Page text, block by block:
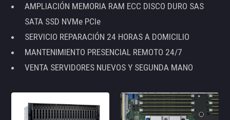
AMPLIACIÓN MEMORIA RAM ECC DISCO DURO SAS
SATA SSD NVMe PCIe
SERVICIO REPARACIÓN 24 HORAS A DOMICILIO
MANTENIMIENTO PRESENCIAL REMOTO 24/7
VENTA SERVIDORES NUEVOS Y SEGUNDA MANO